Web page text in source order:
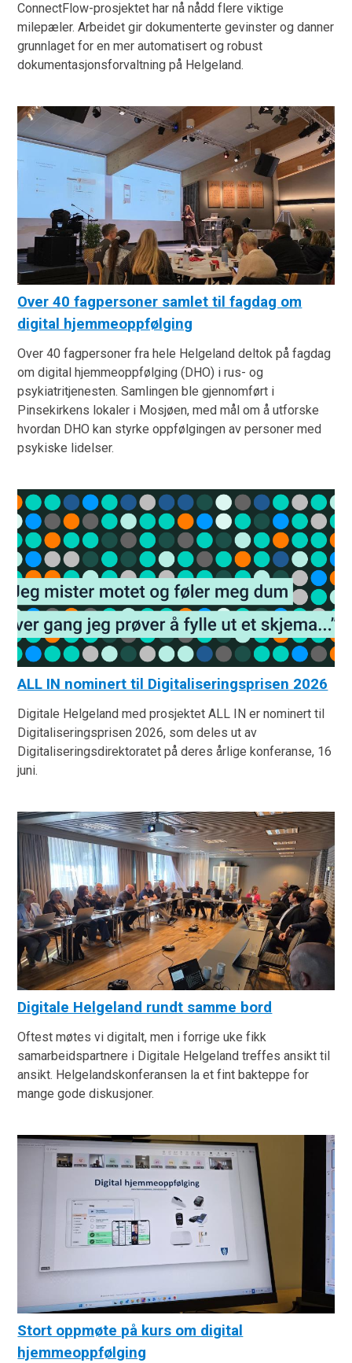
ConnectFlow-prosjektet har nå nådd flere viktige
milepæler. Arbeidet gir dokumenterte gevinster og danner
grunnlaget for en mer automatisert og robust
dokumentasjonsforvaltning på Helgeland.
Over 40 fagpersoner samlet til fagdag om
digital hjemmeoppfølging
Over 40 fagpersoner fra hele Helgeland deltok på fagdag
om digital hjemmeoppfølging (DHO) i rus- og
psykiatritjenesten. Samlingen ble gjennomført i
Pinsekirkens lokaler i Mosjøen, med mål om å utforske
hvordan DHO kan styrke oppfølgingen av personer med
psykiske lidelser.
ALL IN nominert til Digitaliseringsprisen 2026
Digitale Helgeland med prosjektet ALL IN er nominert til
Digitaliseringsprisen 2026, som deles ut av
Digitaliseringsdirektoratet på deres årlige konferanse, 16
juni.
Digitale Helgeland rundt samme bord
Oftest møtes vi digitalt, men i forrige uke fikk
samarbeidspartnere i Digitale Helgeland treffes ansikt til
ansikt. Helgelandskonferansen la et fint bakteppe for
mange gode diskusjoner.
Stort oppmøte på kurs om digital
hjemmeoppfølging